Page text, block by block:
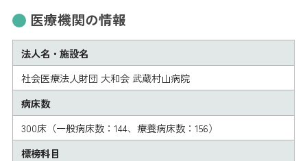
医療機関の情報
法人名・施設名
社会医療法人財団 大和会 武蔵村山病院
病床数
300床（一般病床数：144、療養病床数：156）
標榜科目